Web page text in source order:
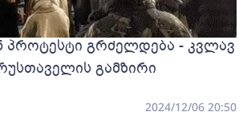
პროტესტი გრძელდება - კვლავ
გამზირი
2024/12/06 20:50